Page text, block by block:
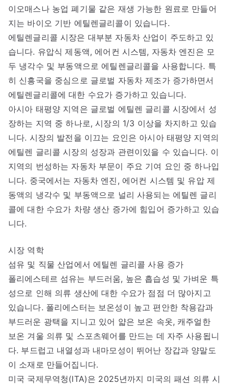
이오매스나 농업 폐기물 같은 재생 가능한 원료로 만들어
지는 바이오 기반 에틸렌글리콜이 있습니다.
에틸렌글리콜 시장은 대부분 자동차 산업이 주도하고 있
습니다. 유압식 제동액, 에어컨 시스템, 자동차 엔진은 모
두 냉각수 및 부동액으로 에틸렌글리콜을 사용합니다. 특
히 신흥국을 중심으로 글로벌 자동차 제조가 증가하면서
에틸렌글리콜에 대한 수요가 증가하고 있습니다.
아시아 태평양 지역은 글로벌 에틸렌 글리콜 시장에서 성
장하는 지역 중 하나로, 시장의 1/3 이상을 차지하고 있습
니다. 시장의 발전을 이끄는 요인은 아시아 태평양 지역의
에틸렌 글리콜 시장의 성장과 관련이있을 수 있습니다. 이
지역의 번성하는 자동차 부문이 주요 기여 요인 중 하나입
니다. 중국에서는 자동차 엔진, 에어컨 시스템 및 유압 제
동액의 냉각수 및 부동액으로 널리 사용되는 에틸렌 글리
콜에 대한 수요가 차량 생산 증가에 힘입어 증가하고 있습
니다.
시장 역학
섬유 및 직물 산업에서 에틸렌 글리콜 사용 증가
폴리에스테르 섬유는 부드러움, 높은 흡습성 및 가벼운 특
성으로 인해 의류 생산에 대한 수요가 점점 더 많아지고
있습니다. 폴리에스터는 보온성이 높고 편안한 착용감과
부드러운 광택을 지니고 있어 얇은 보온 속옷, 캐주얼한
보온 겨울 의류 및 스포츠웨어를 만드는 데 자주 사용됩니
다. 부드럽고 내열성과 내마모성이 뛰어난 장갑과 양말도
이 소재로 만들어집니다.
미국 국제무역청(ITA)은 2025년까지 미국의 패션 의류 시